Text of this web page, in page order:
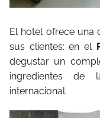
El hotel ofrece una
sus clientes: en el
degustar un
ingredientes de
internacional.